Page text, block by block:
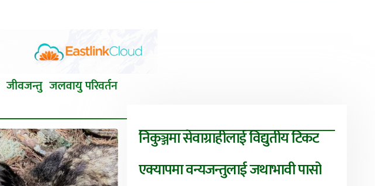
जीवजन्तु जलवायु परिवर्तन
निकुञ्जमा सेवाग्राहीलाई विद्युतीय टिकट
एक्यापमा वन्यजन्तुलाई जथाभावी पासो